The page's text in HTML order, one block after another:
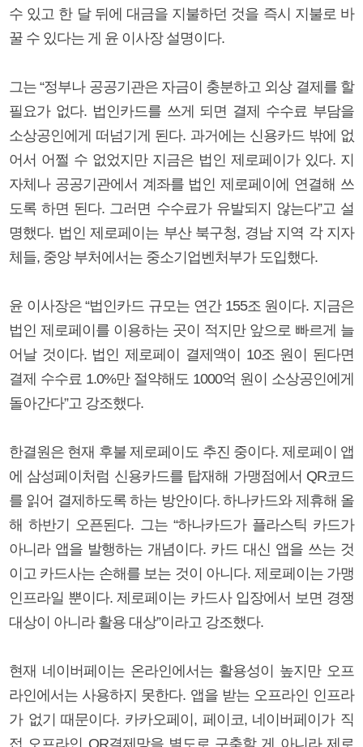
수 있고 한 달 뒤에 대금을 지불하던 것을 즉시 지불로 바
꿀 수 있다는 게 윤 이사장 설명이다.
그는 “정부나 공공기관은 자금이 충분하고 외상 결제를 할
필요가 없다. 법인카드를 쓰게 되면 결제 수수료 부담을
소상공인에게 떠넘기게 된다. 과거에는 신용카드 밖에 없
어서 어쩔 수 없었지만 지금은 법인 제로페이가 있다. 지
자체나 공공기관에서 계좌를 법인 제로페이에 연결해 쓰
도록 하면 된다. 그러면 수수료가 유발되지 않는다”고 설
명했다. 법인 제로페이는 부산 북구청, 경남 지역 각 지자
체들, 중앙 부처에서는 중소기업벤처부가 도입했다.
윤 이사장은 “법인카드 규모는 연간 155조 원이다. 지금은
법인 제로페이를 이용하는 곳이 적지만 앞으로 빠르게 늘
어날 것이다. 법인 제로페이 결제액이 10조 원이 된다면
결제 수수료 1.0%만 절약해도 1000억 원이 소상공인에게
돌아간다”고 강조했다.
한결원은 현재 후불 제로페이도 추진 중이다. 제로페이 앱
에 삼성페이처럼 신용카드를 탑재해 가맹점에서 QR코드
를 읽어 결제하도록 하는 방안이다. 하나카드와 제휴해 올
해 하반기 오픈된다. 그는 “하나카드가 플라스틱 카드가
아니라 앱을 발행하는 개념이다. 카드 대신 앱을 쓰는 것
이고 카드사는 손해를 보는 것이 아니다. 제로페이는 가맹
인프라일 뿐이다. 제로페이는 카드사 입장에서 보면 경쟁
대상이 아니라 활용 대상”이라고 강조했다.
현재 네이버페이는 온라인에서는 활용성이 높지만 오프
라인에서는 사용하지 못한다. 앱을 받는 오프라인 인프라
가 없기 때문이다. 카카오페이, 페이코, 네이버페이가 직
접 오프라인 QR결제망을 별도로 구축할 게 아니라 제로